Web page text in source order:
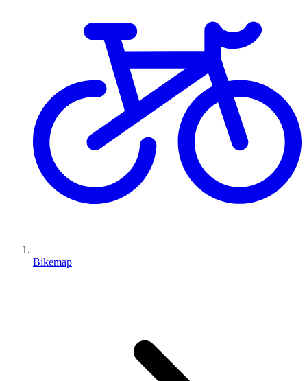
Bikemap